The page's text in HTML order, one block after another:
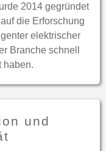
2014 gegründet
die Erforschung
elektrischer
Branche schnell
haben.
und